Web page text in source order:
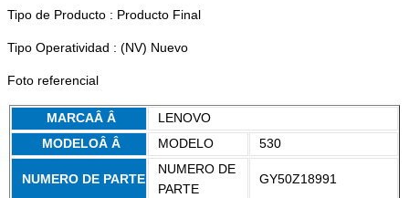
Tipo de Producto : Producto Final
Tipo Operatividad : (NV) Nuevo
Foto referencial
MARCAÂ Â
LENOVO
MODELOÂ Â
MODELO 530
NUMERO DE PARTE
NUMERO DE
PARTE
GY50Z18991